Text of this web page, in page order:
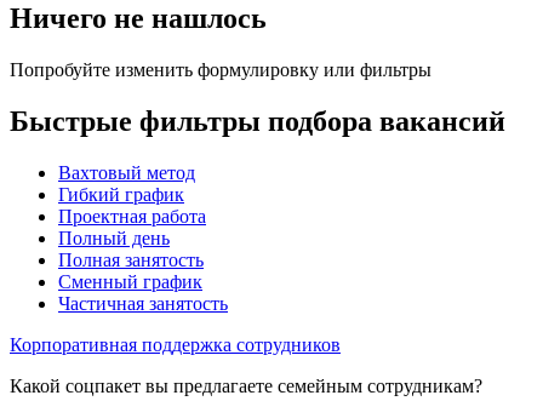
Ничего не нашлось
Попробуйте изменить формулировку или фильтры
Быстрые фильтры подбора вакансий
Вахтовый метод
Гибкий график
Проектная работа
Полный день
Полная занятость
Сменный график
Частичная занятость
Корпоративная поддержка сотрудников
Какой соцпакет вы предлагаете семейным сотрудникам?